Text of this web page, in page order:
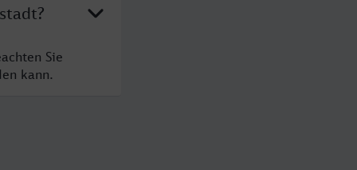
Sie
kann.